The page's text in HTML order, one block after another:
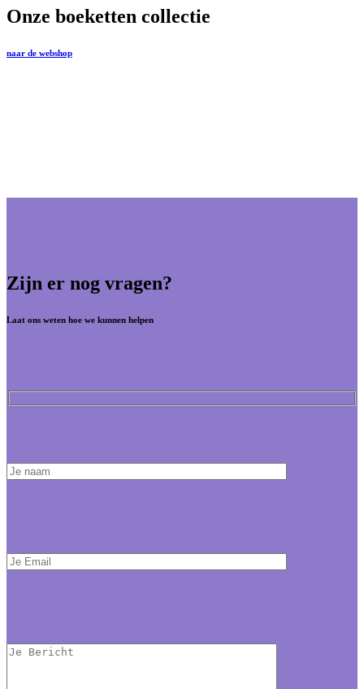
Onze boeketten collectie
naar de webshop
Zijn er nog vragen?
Laat ons weten hoe we kunnen helpen